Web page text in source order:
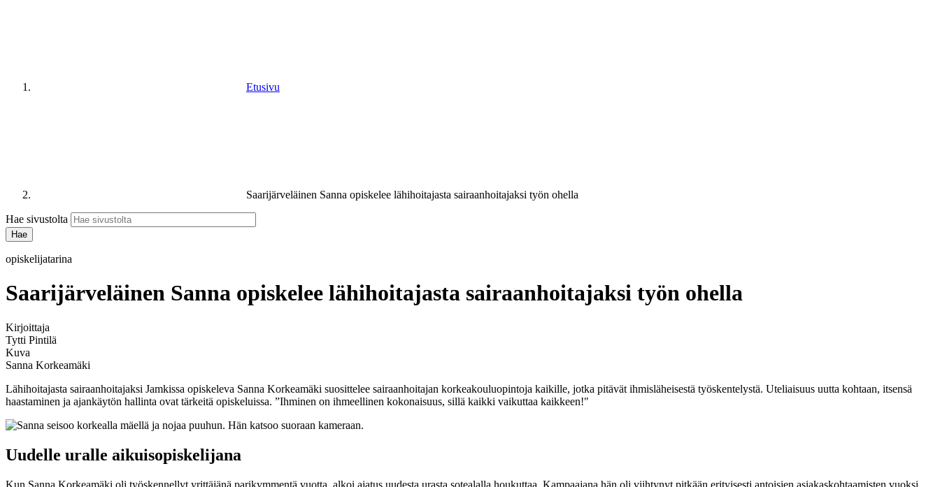
Etusivu
Saarijärveläinen Sanna opiskelee lähihoitajasta sairaanhoitajaksi työn ohella
Hae sivustolta
opiskelijatarina
Saarijärveläinen Sanna opiskelee lähihoitajasta sairaanhoitajaksi työn ohella
Kirjoittaja
Tytti Pintilä
Kuva
Sanna Korkeamäki
Lähihoitajasta sairaanhoitajaksi Jamkissa opiskeleva Sanna Korkeamäki suosittelee sairaanhoitajan korkeakouluopintoja kaikille, jotka pitävät ihmisläheisestä työskentelystä. Uteliaisuus uutta kohtaan, itsensä
haastaminen ja ajankäytön hallinta ovat tärkeitä opiskeluissa. ”Ihminen on ihmeellinen kokonaisuus, sillä kaikki vaikuttaa kaikkeen!"
Uudelle uralle aikuisopiskelijana
Kun Sanna Korkeamäki oli työskennellyt yrittäjänä parikymmentä vuotta, alkoi ajatus uudesta urasta sotealalla houkuttaa. Kampaajana hän oli viihtynyt pitkään erityisesti antoisien asiakaskohtaamisten vuoksi.